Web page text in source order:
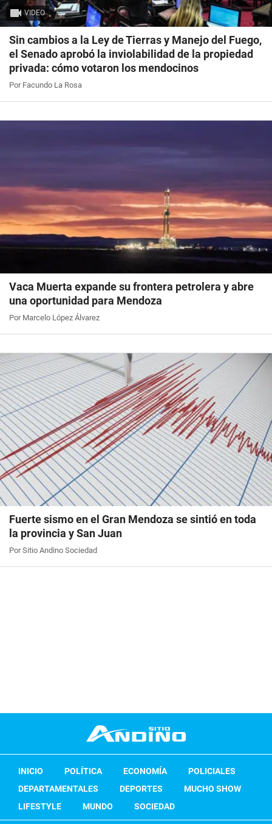
VIDEO
Sin cambios a la Ley de Tierras y Manejo del Fuego,
el Senado aprobó la inviolabilidad de la propiedad
privada: cómo votaron los mendocinos
Por Facundo La Rosa
Vaca Muerta expande su frontera petrolera y abre
una oportunidad para Mendoza
Por Marcelo López Álvarez
Fuerte sismo en el Gran Mendoza se sintió en toda
la provincia y San Juan
Por Sitio Andino Sociedad
INICIO POLÍTICA ECONOMÍA
POLICIALES
DEPARTAMENTALES
DEPORTES
MUCHO SHOW
LIFESTYLE
MUNDO SOCIEDAD